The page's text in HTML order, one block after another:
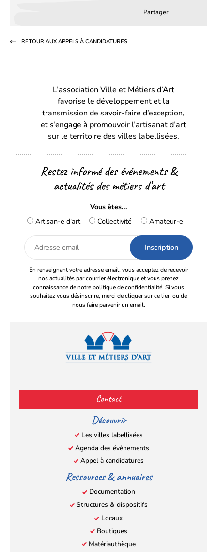
Partager
un
onglet)onglet)
RETOUR AUX APPELS À CANDIDATURES
L’association Ville et Métiers d’Art
favorise le développement et la
transmission de savoir-faire d’exception,
et s’engage à promouvoir l’artisanat d’art
sur le territoire des villes labellisées.
Restez informé des événements &
actualités des métiers d’art
Vous êtes...
Artisan-e d'art
Collectivité Amateur-e
Adresse
email
En renseignant votre adresse email, vous acceptez de recevoir
nos actualités par courrier électronique et vous prenez
connaissance de notre politique de confidentialité. Si vous
souhaitez vous désinscrire, merci de cliquer sur ce lien ou de
nous faire parvenir un email.
(s’ouvre
dans
un
nouvel
onglet)
(s’ouvre
dans
un
nouvel
onglet)
(s’ouvre
dans
un
nouvel
onglet)
(s’ouvre
un
nouvel
onglet)
Contact
Découvrir
Les villes labellisées
Agenda des évènements
Appel à candidatures
Ressources & annuaires
Documentation
Structures & dispositifs
Locaux
Boutiques
Matériauthèque